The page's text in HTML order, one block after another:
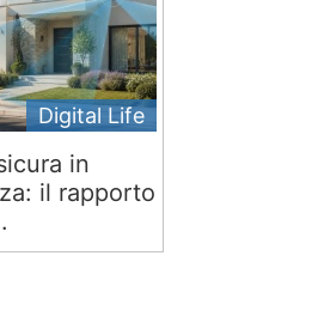
Digital Life
in
il rapporto